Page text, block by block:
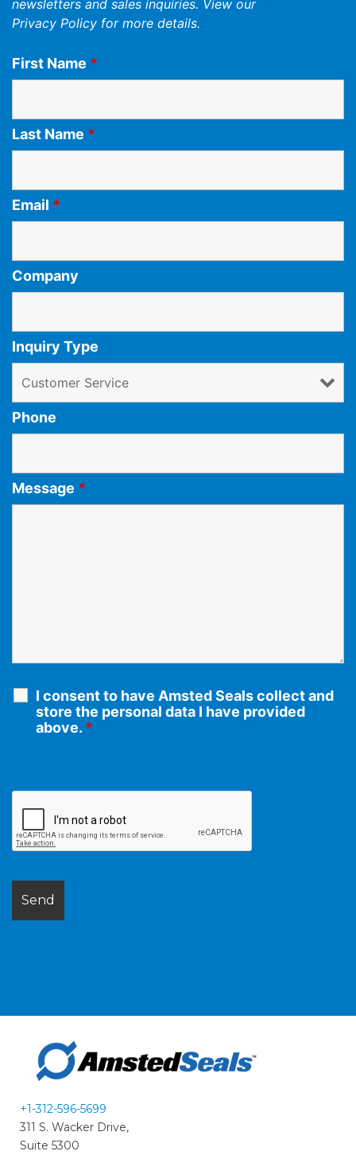
newsletters and sales inquiries. View our
Privacy Policy for more details.
First Name *
Last Name *
Email *
Company
Inquiry Type
Phone
Message *
I consent to have Amsted Seals collect and
store the personal data I have provided
above. *
+1-312-596-5699
311 S. Wacker Drive,
Suite 5300